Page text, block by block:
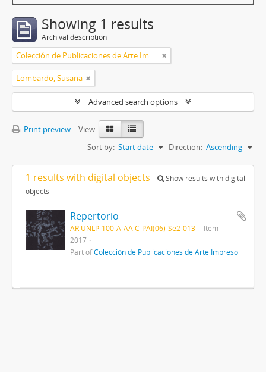
Showing 1 results
Archival description
Colección de Publicaciones de Arte Impreso
Lombardo, Susana
Advanced search options
Print preview
View:
Sort by: Start date Direction: Ascending
1 results with digital objects
Show results with digital
objects
Repertorio
AR UNLP-100-A-AA C-PAI(06)-Se2-013
Item
2017
Part ofColección de Publicaciones de Arte Impreso